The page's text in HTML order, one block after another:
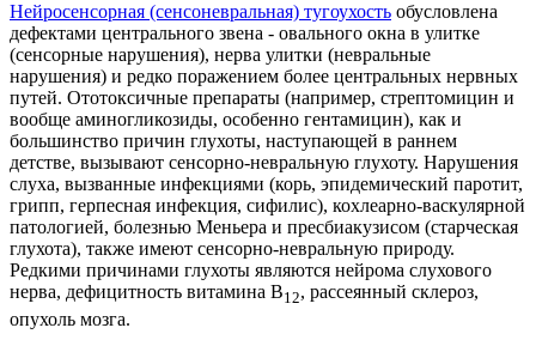
Нейросенсорная (сенсоневральная) тугоухость обусловлена
дефектами центрального звена - овального окна в улитке
(сенсорные нарушения), нерва улитки (невральные
нарушения) и редко поражением более центральных нервных
путей. Ототоксичные препараты (например, стрептомицин и
вообще аминогликозиды, особенно гентамицин), как и
большинство причин глухоты, наступающей в раннем
детстве, вызывают сенсорно-невральную глухоту. Нарушения
слуха, вызванные инфекциями (корь, эпидемический паротит,
грипп, герпесная инфекция, сифилис), кохлеарно-васкулярной
патологией, болезнью Меньера и пресбиакузисом (старческая
глухота), также имеют сенсорно-невральную природу.
Редкими причинами глухоты являются нейрома слухового
нерва, дефицитность витамина В12, рассеянный склероз,
опухоль мозга.